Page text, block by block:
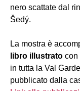
nero scattate dal
Šedý.
La mostra è
libro illustrato con
in tutta la Val
pubblicato dalla